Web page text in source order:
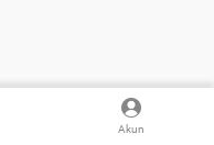
Akun